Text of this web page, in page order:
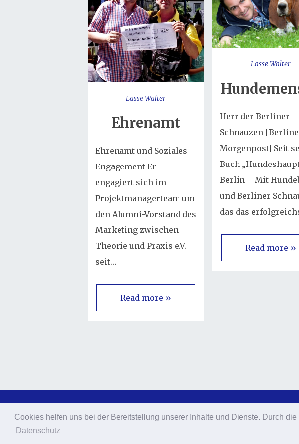
Cookies helfen uns bei der Bereitstellung unserer Inhalte und Dienste. Durch
Datenschutz
Cookies helfen uns bei der Bereitstellung unserer Inhalte und Dienste. Durch
Datenschutz
Lasse Walter
Ehrenamt
Ehrenamt und Soziales
Engagement Er
engagiert sich im
Projektmanagerteam um
den Alumni-Vorstand des
Marketing zwischen
Theorie und Praxis e.V.
seit…
Read more »
Lasse Walter
Herr der Berliner
Schnauzen
Morgenpost] Seit
Buch
Berlin – Mit
und Berliner
das das
Read more »
© 2026 Lasse Walter